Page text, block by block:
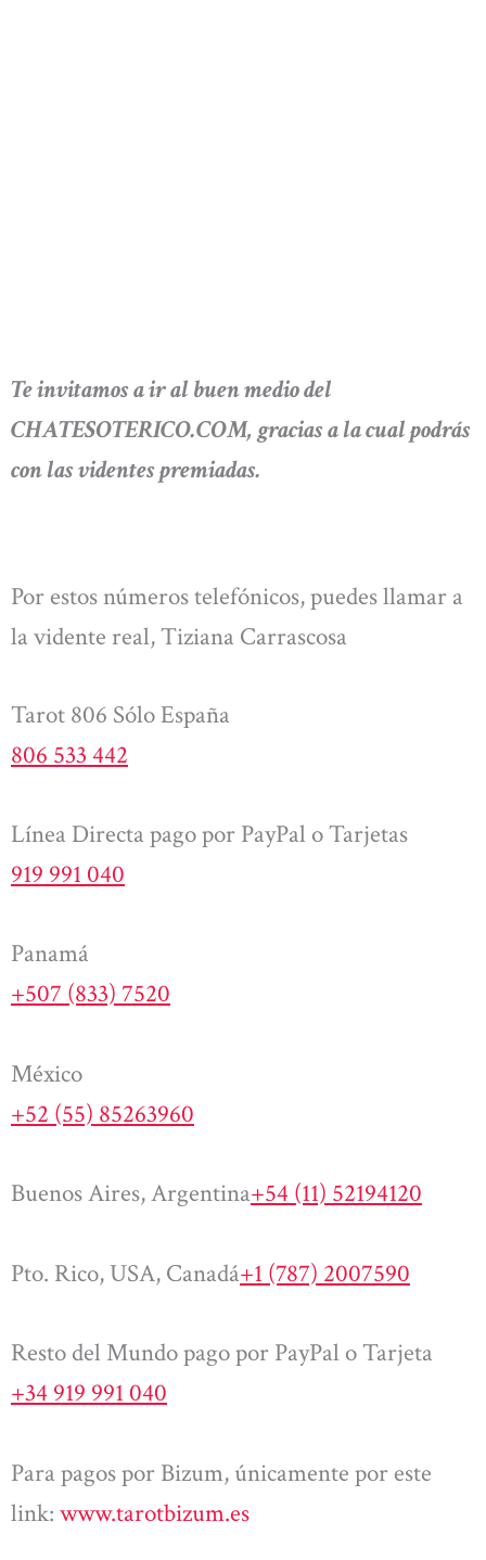
Te invitamos a ir al buen medio del
CHATESOTERICO.COM, gracias a la cual podrás
con las videntes premiadas.
Por estos números telefónicos, puedes llamar a
la vidente real, Tiziana Carrascosa
Tarot 806 Sólo España
806 533 442
Línea Directa pago por PayPal o Tarjetas
919 991 040
Panamá
+507 (833) 7520
México
+52 (55) 85263960
Buenos Aires, Argentina+54 (11) 52194120
Pto. Rico, USA, Canadá+1 (787) 2007590
Resto del Mundo pago por PayPal o Tarjeta
+34 919 991 040
Para pagos por Bizum, únicamente por este
link: www.tarotbizum.es